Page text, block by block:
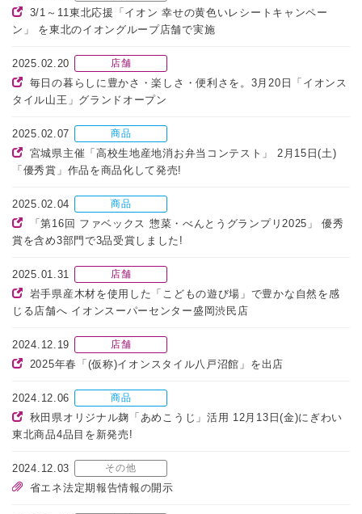
3/1～11東北応援「イオン 幸せの黄色いレシートキャンペー
ン」 を東北のイオングループ店舗で実施
2025.02.20 店舗
毎日の暮らしに豊かさ・楽しさ・便利さを。3月20日「イオンス
タイル山王」グランドオープン
2025.02.07 商品
宮城県主催「高校生地産地消お弁当コンテスト」 2月15日(土)
「優秀賞」作品を商品化して発売!
2025.02.04 商品
「第16回 ファベックス 惣菜・べんとうグランプリ2025」 優秀
賞を含め3部門で3品受賞しました!
2025.01.31 店舗
岩手県産木材を使用した「こどもの遊び場」で豊かな自然を感
じる店舗へ イオンスーパーセンター盛岡渋民店
2024.12.19 店舗
2025年春「(仮称)イオンスタイル八戸沼館」を出店
2024.12.06 商品
秋田県オリジナル麹「あめこうじ」活用 12月13日(金)にぎわい
東北商品4品目を新発売!
2024.12.03 その他
省エネ法定期報告情報の開示